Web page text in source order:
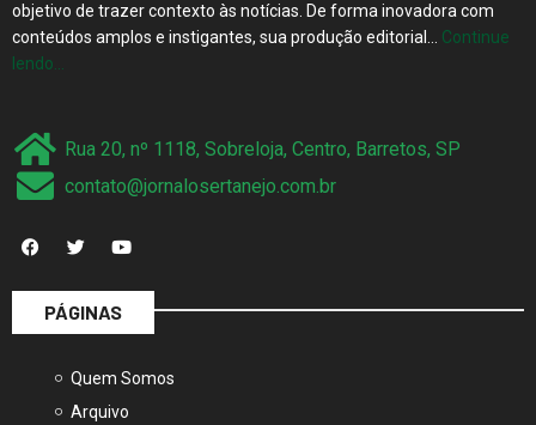
objetivo de trazer contexto às notícias. De forma inovadora com
conteúdos amplos e instigantes, sua produção editorial… Continue
lendo…
Rua 20, nº 1118, Sobreloja, Centro, Barretos, SP
contato@jornalosertanejo.com.br
PÁGINAS
Quem Somos
Arquivo